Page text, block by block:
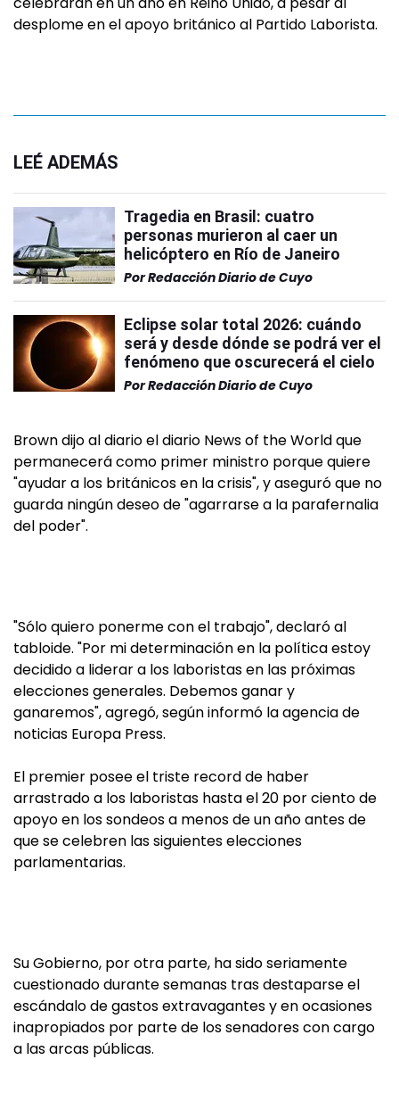
desplome en el apoyo británico al Partido Laborista.
LEÉ ADEMÁS
Tragedia en Brasil: cuatro
personas murieron al caer un
helicóptero en Río de Janeiro
PorRedacción Diario de Cuyo
Eclipse solar total 2026: cuándo
será y desde dónde se podrá ver el
fenómeno que oscurecerá el cielo
PorRedacción Diario de Cuyo
Brown dijo al diario el diario News of the World que
permanecerá como primer ministro porque quiere
"ayudar a los británicos en la crisis", y aseguró que no
guarda ningún deseo de "agarrarse a la parafernalia
del poder".
"Sólo quiero ponerme con el trabajo", declaró al
tabloide. "Por mi determinación en la política estoy
decidido a liderar a los laboristas en las próximas
elecciones generales. Debemos ganar y
ganaremos", agregó, según informó la agencia de
noticias Europa Press.
El premier posee el triste record de haber
arrastrado a los laboristas hasta el 20 por ciento de
apoyo en los sondeos a menos de un año antes de
que se celebren las siguientes elecciones
parlamentarias.
Su Gobierno, por otra parte, ha sido seriamente
cuestionado durante semanas tras destaparse el
escándalo de gastos extravagantes y en ocasiones
inapropiados por parte de los senadores con cargo
a las arcas públicas.